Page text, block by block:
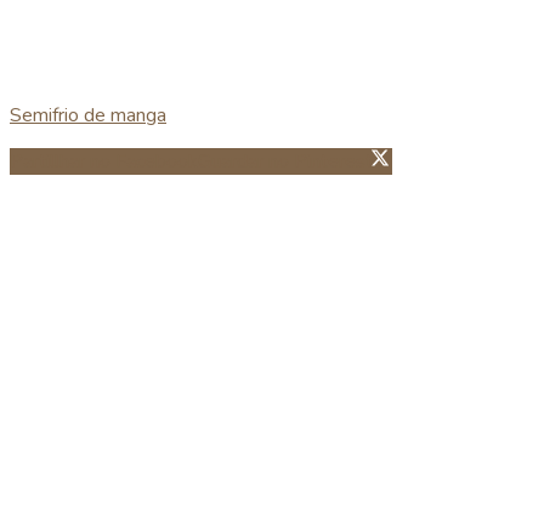
Semifrio de manga
Guardar no Pinterest